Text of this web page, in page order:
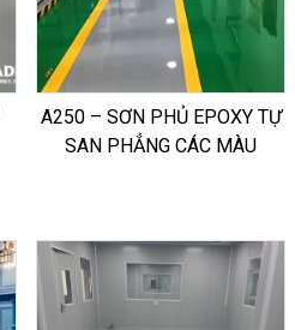
A250 – SƠN PHỦ EPOXY TỰ
SAN PHẲNG CÁC MÀU